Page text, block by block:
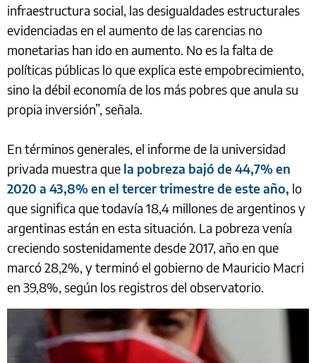
infraestructura social, las desigualdades estructurales
evidenciadas en el aumento de las carencias no
monetarias han ido en aumento. No es la falta de
políticas públicas lo que explica este empobrecimiento,
sino la débil economía de los más pobres que anula su
propia inversión”, señala.
En términos generales, el informe de la universidad
privada muestra que la pobreza bajó de 44,7% en
2020 a 43,8% en el tercer trimestre de este año, lo
que significa que todavía 18,4 millones de argentinos y
argentinas están en esta situación. La pobreza venía
creciendo sostenidamente desde 2017, año en que
marcó 28,2%, y terminó el gobierno de Mauricio Macri
en 39,8%, según los registros del observatorio.